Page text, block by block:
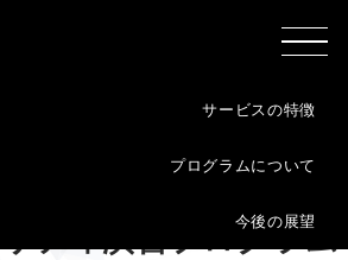
サービスの特徴
プログラムについて
今後の展望
が身につく
ティ演習プログラム